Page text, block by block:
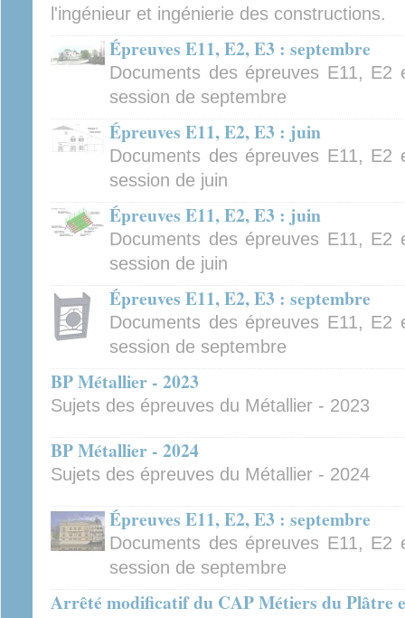
l'ingénieur et ingénierie des constructions.
Épreuves E11, E2, E3 : septembre
Documents des épreuves E11,
session de septembre
Épreuves E11, E2, E3 : juin
Documents des épreuves E11,
session de juin
Épreuves E11, E2, E3 : juin
Documents des épreuves E11,
session de juin
Épreuves E11, E2, E3 : septembre
Documents des épreuves E11,
session de septembre
BP Métallier - 2023
Sujets des épreuves du Métallier - 2023
BP Métallier - 2024
Sujets des épreuves du Métallier - 2024
Épreuves E11, E2, E3 : septembre
Documents des épreuves E11,
session de septembre
Arrêté modificatif du CAP Métiers du Plâtre